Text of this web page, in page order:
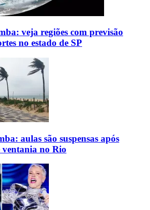
veja regiões com previsão
no estado de SP
aulas são suspensas após
ventania no Rio